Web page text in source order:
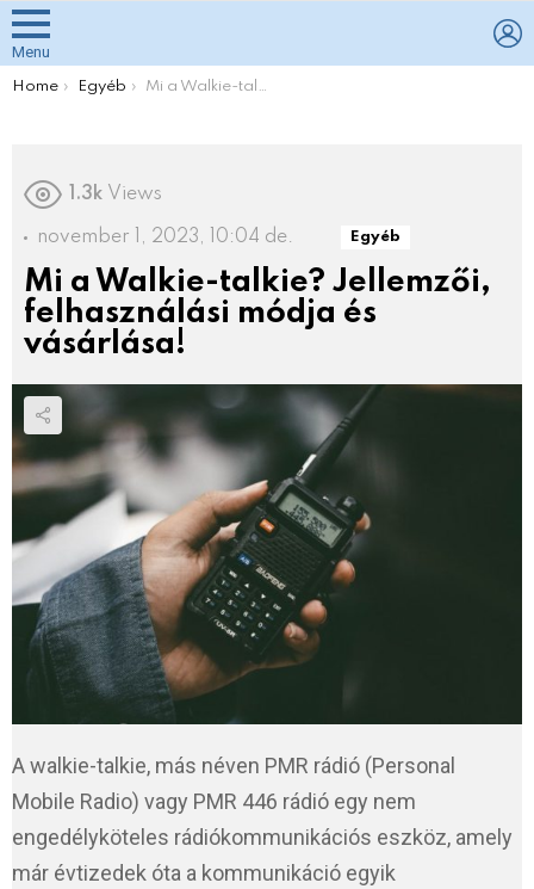
Menu
You are here:
Home Egyéb Mi a Walkie-talkie? Jellemzői, felhasználási módja és vásárlása!
1.3k Views
november 1, 2023, 10:04 de. Egyéb
Mi a Walkie-talkie? Jellemzői,
felhasználási módja és
vásárlása!
A walkie-talkie, más néven PMR rádió (Personal
Mobile Radio) vagy PMR 446 rádió egy nem
engedélyköteles rádiókommunikációs eszköz, amely
már évtizedek óta a kommunikáció egyik